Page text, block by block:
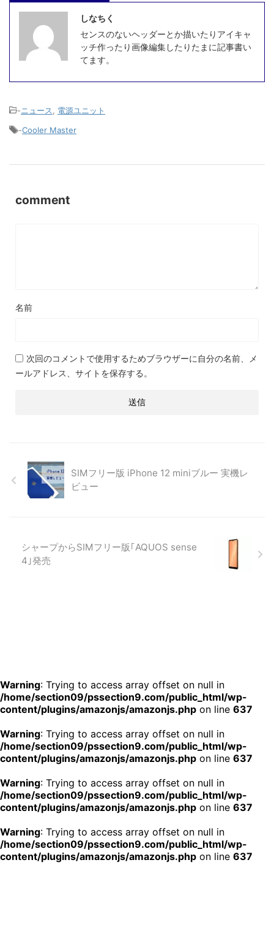
しなちく
センスのないヘッダーとか描いたりアイキャ
ッチ作ったり画像編集したりたまに記事書い
てます。
-ニュース, 電源ユニット
-Cooler Master
comment
名前
次回のコメントで使用するためブラウザーに自分の名前、メ
ールアドレス、サイトを保存する。
SIMフリー版 iPhone 12 miniブルー 実機レ
ビュー
シャープからSIMフリー版｢AQUOS sense
4｣発売
© 2026 公安9課
Warning: Trying to access array offset on null in
/home/section09/pssection9.com/public_html/wp-
content/plugins/amazonjs/amazonjs.php on line 637
Warning: Trying to access array offset on null in
/home/section09/pssection9.com/public_html/wp-
content/plugins/amazonjs/amazonjs.php on line 637
Warning: Trying to access array offset on null in
/home/section09/pssection9.com/public_html/wp-
content/plugins/amazonjs/amazonjs.php on line 637
Warning: Trying to access array offset on null in
/home/section09/pssection9.com/public_html/wp-
content/plugins/amazonjs/amazonjs.php on line 637